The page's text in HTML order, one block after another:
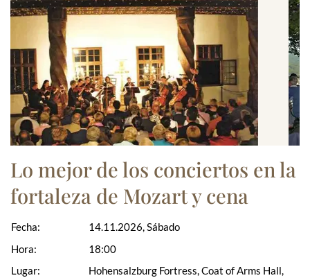
Lo mejor de los conciertos en la
fortaleza de Mozart y cena
Fecha:
Hora:
Lugar:
14.11.2026, Sábado
18:00
Hohensalzburg Fortress, Coat of Arms Hall,